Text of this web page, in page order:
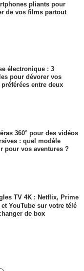
pliants pour
de vos films partout
électronique : 3
pour dévorer vos
préférées entre deux
360° pour des vidéos
: quel modèle
pour vos aventures ?
TV 4K : Netflix, Prime
YouTube sur votre télé
de box